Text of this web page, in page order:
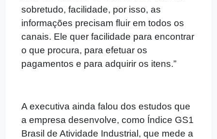
sobretudo, facilidade, por isso, as
informações precisam fluir em todos os
canais. Ele quer facilidade para encontrar
o que procura, para efetuar os
pagamentos e para adquirir os itens.”
A executiva ainda falou dos estudos que
a empresa desenvolve, como Índice GS1
Brasil de Atividade Industrial, que mede a